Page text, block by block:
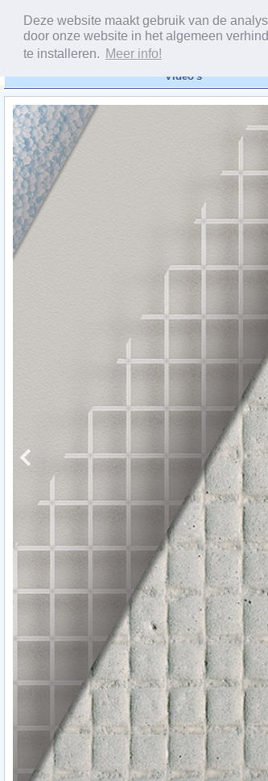
Deze website maakt gebruik van de
door onze website in het algemeen
te installeren. Meer info!
Video's